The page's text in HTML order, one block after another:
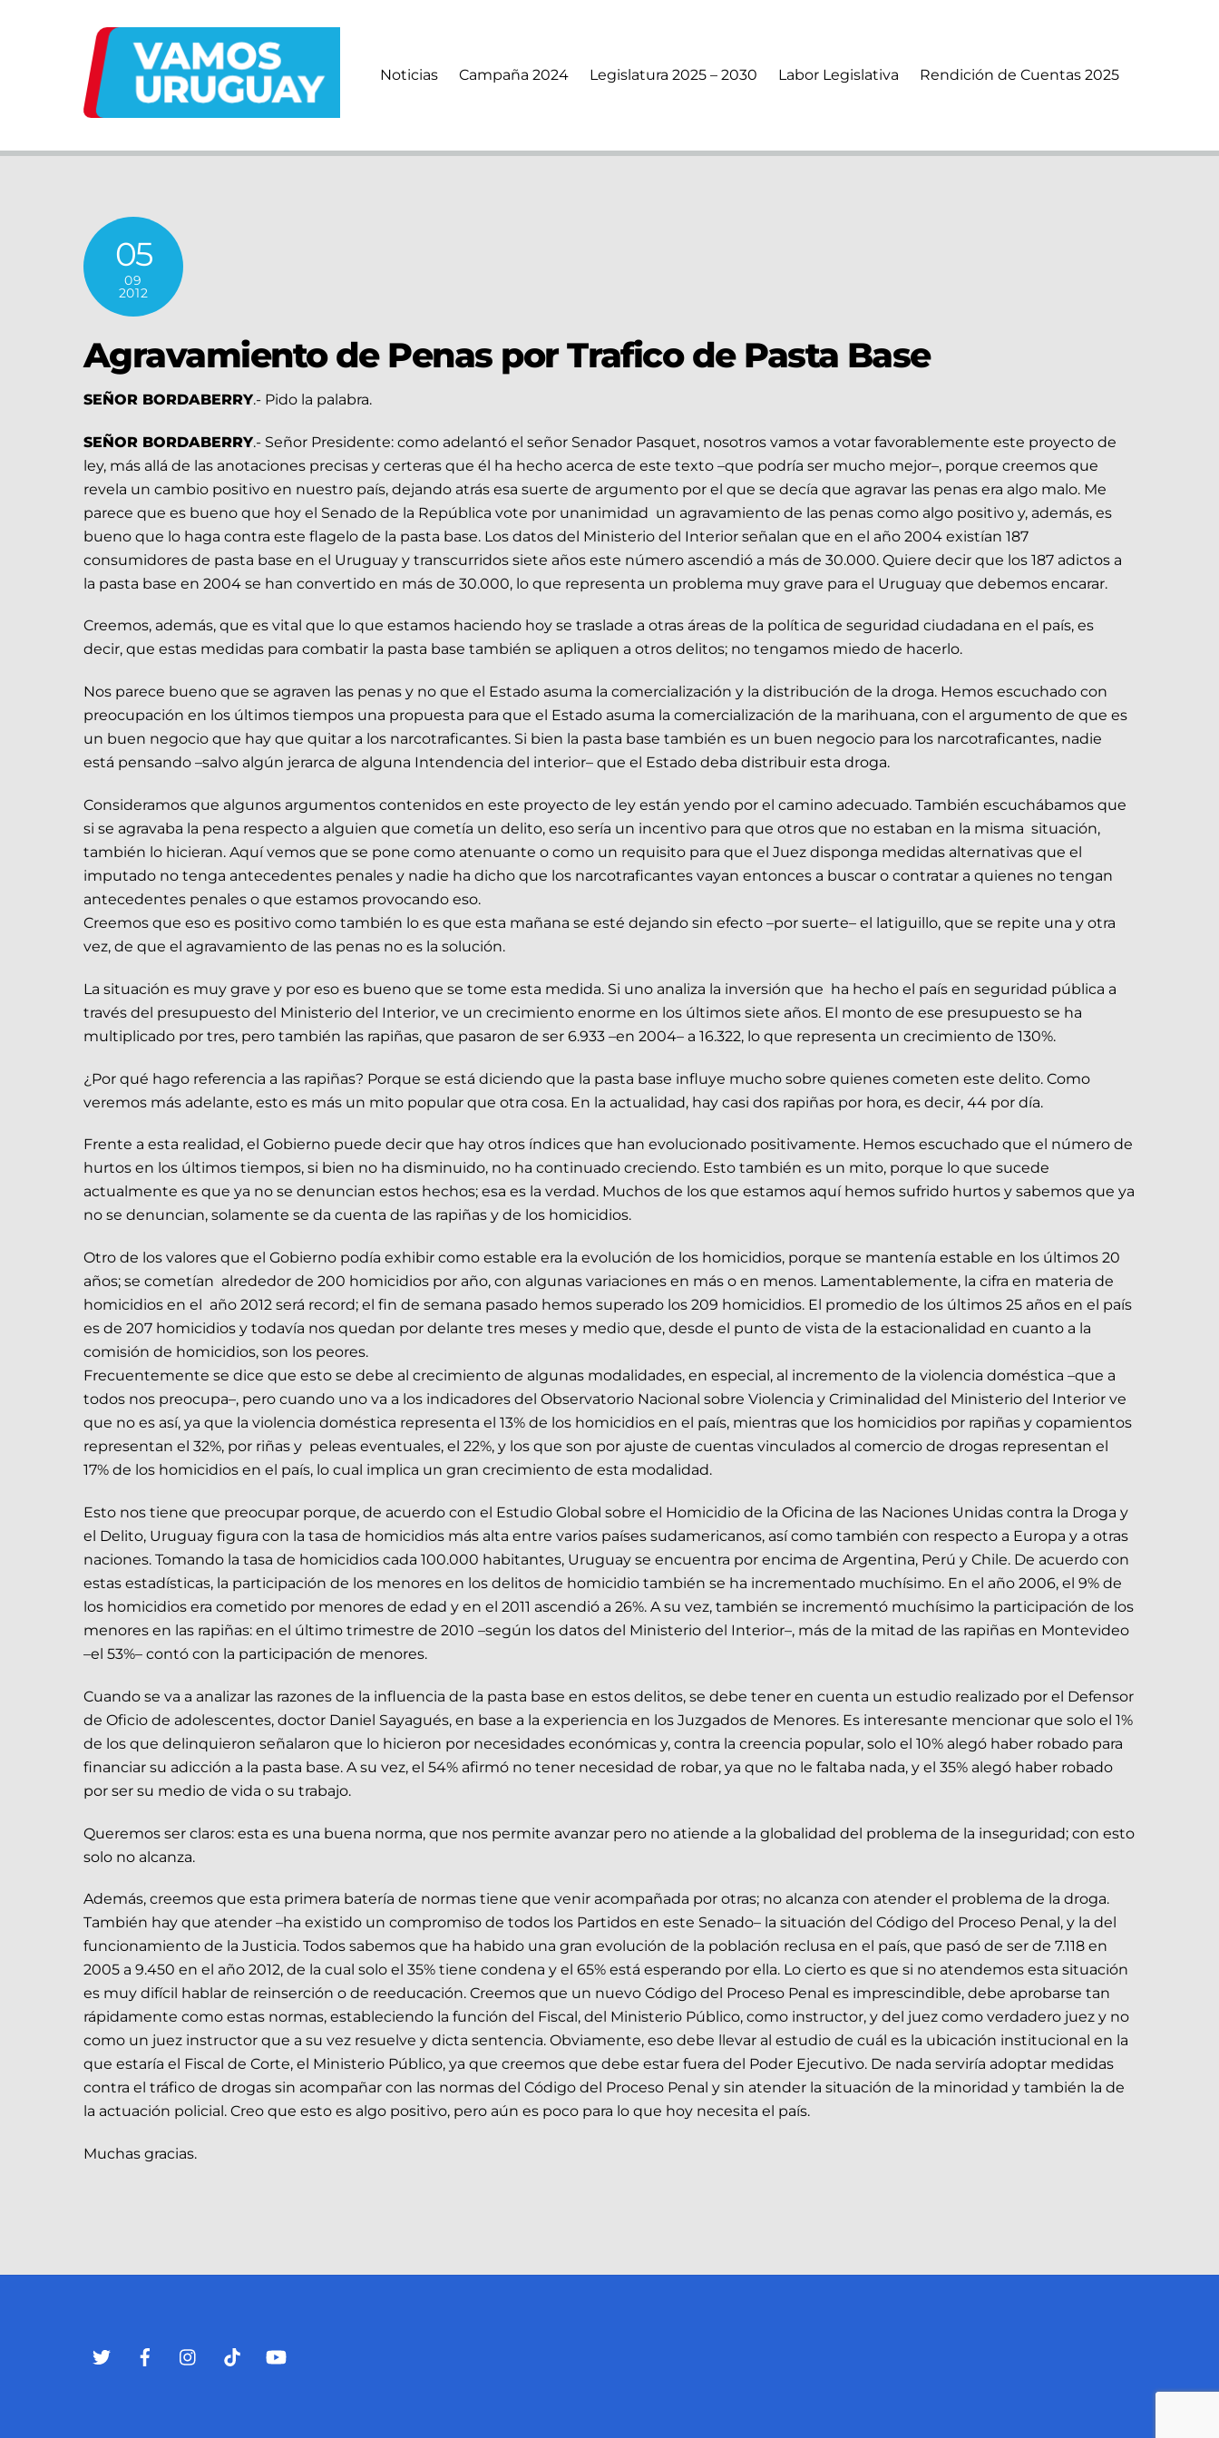
Noticias
Campaña 2024 Legislatura 2025 – 2030 Labor Legislativa Rendición de Cuentas 2025
05
09
2012
Agravamiento de Penas por Trafico de Pasta Base
SEÑOR BORDABERRY.- Pido la palabra.
SEÑOR BORDABERRY.- Señor Presidente: como adelantó el señor Senador Pasquet, nosotros vamos a votar favorablemente este proyecto de
ley, más allá de las anotaciones precisas y certeras que él ha hecho acerca de este texto –que podría ser mucho mejor–, porque creemos que
revela un cambio positivo en nuestro país, dejando atrás esa suerte de argumento por el que se decía que agravar las penas era algo malo. Me
parece que es bueno que hoy el Senado de la República vote por unanimidad un agravamiento de las penas como algo positivo y, además, es
bueno que lo haga contra este flagelo de la pasta base. Los datos del Ministerio del Interior señalan que en el año 2004 existían 187
consumidores de pasta base en el Uruguay y transcurridos siete años este número ascendió a más de 30.000. Quiere decir que los 187 adictos a
la pasta base en 2004 se han convertido en más de 30.000, lo que representa un problema muy grave para el Uruguay que debemos encarar.
Creemos, además, que es vital que lo que estamos haciendo hoy se traslade a otras áreas de la política de seguridad ciudadana en el país, es
decir, que estas medidas para combatir la pasta base también se apliquen a otros delitos; no tengamos miedo de hacerlo.
Nos parece bueno que se agraven las penas y no que el Estado asuma la comercialización y la distribución de la droga. Hemos escuchado con
preocupación en los últimos tiempos una propuesta para que el Estado asuma la comercialización de la marihuana, con el argumento de que es
un buen negocio que hay que quitar a los narcotraficantes. Si bien la pasta base también es un buen negocio para los narcotraficantes, nadie
está pensando –salvo algún jerarca de alguna Intendencia del interior– que el Estado deba distribuir esta droga.
Consideramos que algunos argumentos contenidos en este proyecto de ley están yendo por el camino adecuado. También escuchábamos que
si se agravaba la pena respecto a alguien que cometía un delito, eso sería un incentivo para que otros que no estaban en la misma situación,
también lo hicieran. Aquí vemos que se pone como atenuante o como un requisito para que el Juez disponga medidas alternativas que el
imputado no tenga antecedentes penales y nadie ha dicho que los narcotraficantes vayan entonces a buscar o contratar a quienes no tengan
antecedentes penales o que estamos provocando eso.
Creemos que eso es positivo como también lo es que esta mañana se esté dejando sin efecto –por suerte– el latiguillo, que se repite una y otra
vez, de que el agravamiento de las penas no es la solución.
La situación es muy grave y por eso es bueno que se tome esta medida. Si uno analiza la inversión que ha hecho el país en seguridad pública a
través del presupuesto del Ministerio del Interior, ve un crecimiento enorme en los últimos siete años. El monto de ese presupuesto se ha
multiplicado por tres, pero también las rapiñas, que pasaron de ser 6.933 –en 2004– a 16.322, lo que representa un crecimiento de 130%.
¿Por qué hago referencia a las rapiñas? Porque se está diciendo que la pasta base influye mucho sobre quienes cometen este delito. Como
veremos más adelante, esto es más un mito popular que otra cosa. En la actualidad, hay casi dos rapiñas por hora, es decir, 44 por día.
Frente a esta realidad, el Gobierno puede decir que hay otros índices que han evolucionado positivamente. Hemos escuchado que el número de
hurtos en los últimos tiempos, si bien no ha disminuido, no ha continuado creciendo. Esto también es un mito, porque lo que sucede
actualmente es que ya no se denuncian estos hechos; esa es la verdad. Muchos de los que estamos aquí hemos sufrido hurtos y sabemos que ya
no se denuncian, solamente se da cuenta de las rapiñas y de los homicidios.
Otro de los valores que el Gobierno podía exhibir como estable era la evolución de los homicidios, porque se mantenía estable en los últimos 20
años; se cometían alrededor de 200 homicidios por año, con algunas variaciones en más o en menos. Lamentablemente, la cifra en materia de
homicidios en el año 2012 será record; el fin de semana pasado hemos superado los 209 homicidios. El promedio de los últimos 25 años en el país
es de 207 homicidios y todavía nos quedan por delante tres meses y medio que, desde el punto de vista de la estacionalidad en cuanto a la
comisión de homicidios, son los peores.
Frecuentemente se dice que esto se debe al crecimiento de algunas modalidades, en especial, al incremento de la violencia doméstica –que a
todos nos preocupa–, pero cuando uno va a los indicadores del Observatorio Nacional sobre Violencia y Criminalidad del Ministerio del Interior ve
que no es así, ya que la violencia doméstica representa el 13% de los homicidios en el país, mientras que los homicidios por rapiñas y copamientos
representan el 32%, por riñas y peleas eventuales, el 22%, y los que son por ajuste de cuentas vinculados al comercio de drogas representan el
17% de los homicidios en el país, lo cual implica un gran crecimiento de esta modalidad.
Esto nos tiene que preocupar porque, de acuerdo con el Estudio Global sobre el Homicidio de la Oficina de las Naciones Unidas contra la Droga y
el Delito, Uruguay figura con la tasa de homicidios más alta entre varios países sudamericanos, así como también con respecto a Europa y a otras
naciones. Tomando la tasa de homicidios cada 100.000 habitantes, Uruguay se encuentra por encima de Argentina, Perú y Chile. De acuerdo con
estas estadísticas, la participación de los menores en los delitos de homicidio también se ha incrementado muchísimo. En el año 2006, el 9% de
los homicidios era cometido por menores de edad y en el 2011 ascendió a 26%. A su vez, también se incrementó muchísimo la participación de los
menores en las rapiñas: en el último trimestre de 2010 –según los datos del Ministerio del Interior–, más de la mitad de las rapiñas en Montevideo
–el 53%– contó con la participación de menores.
Cuando se va a analizar las razones de la influencia de la pasta base en estos delitos, se debe tener en cuenta un estudio realizado por el Defensor
de Oficio de adolescentes, doctor Daniel Sayagués, en base a la experiencia en los Juzgados de Menores. Es interesante mencionar que solo el 1%
de los que delinquieron señalaron que lo hicieron por necesidades económicas y, contra la creencia popular, solo el 10% alegó haber robado para
financiar su adicción a la pasta base. A su vez, el 54% afirmó no tener necesidad de robar, ya que no le faltaba nada, y el 35% alegó haber robado
por ser su medio de vida o su trabajo.
Queremos ser claros: esta es una buena norma, que nos permite avanzar pero no atiende a la globalidad del problema de la inseguridad; con esto
solo no alcanza.
Además, creemos que esta primera batería de normas tiene que venir acompañada por otras; no alcanza con atender el problema de la droga.
También hay que atender –ha existido un compromiso de todos los Partidos en este Senado– la situación del Código del Proceso Penal, y la del
funcionamiento de la Justicia. Todos sabemos que ha habido una gran evolución de la población reclusa en el país, que pasó de ser de 7.118 en
2005 a 9.450 en el año 2012, de la cual solo el 35% tiene condena y el 65% está esperando por ella. Lo cierto es que si no atendemos esta situación
es muy difícil hablar de reinserción o de reeducación. Creemos que un nuevo Código del Proceso Penal es imprescindible, debe aprobarse tan
rápidamente como estas normas, estableciendo la función del Fiscal, del Ministerio Público, como instructor, y del juez como verdadero juez y no
como un juez instructor que a su vez resuelve y dicta sentencia. Obviamente, eso debe llevar al estudio de cuál es la ubicación institucional en la
que estaría el Fiscal de Corte, el Ministerio Público, ya que creemos que debe estar fuera del Poder Ejecutivo. De nada serviría adoptar medidas
contra el tráfico de drogas sin acompañar con las normas del Código del Proceso Penal y sin atender la situación de la minoridad y también la de
la actuación policial. Creo que esto es algo positivo, pero aún es poco para lo que hoy necesita el país.
Muchas gracias.